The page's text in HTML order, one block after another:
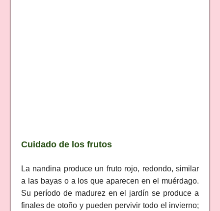
Cuidado de los frutos
La nandina produce un fruto rojo, redondo, similar
a las bayas o a los que aparecen en el muérdago.
Su período de madurez en el jardín se produce a
finales de otoño y pueden pervivir todo el invierno;